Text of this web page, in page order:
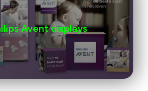
Avent displays